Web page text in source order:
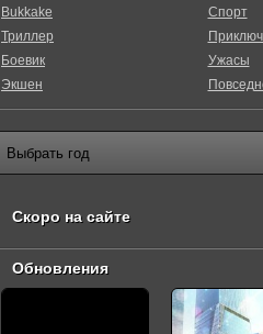
Bukkake
Триллер
Боевик
Экшен
Спорт
Ужасы
Скоро на сайте
Обновления